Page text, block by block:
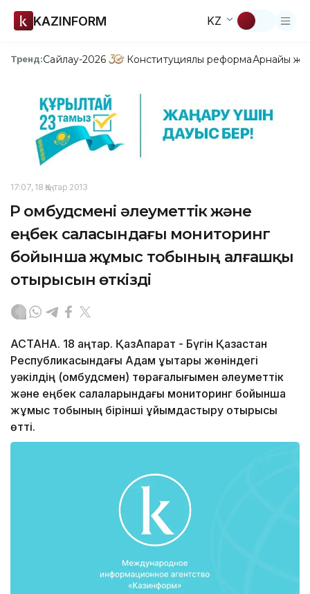
KAZINFORM KZ
Тренд:Сайлау-2026 Конституциялық реформаАрнайы
17:07, 18 Қаңтар 2013
ҚР омбудсмені әлеуметтік және
еңбек саласындағы мониторинг
бойынша жұмыс тобының алғашқы
отырысын өткізді
АСТАНА. 18 қаңтар. ҚазАқпарат - Бүгін Қазақстан
Республикасындағы Адам құқықтары жөніндегі
уәкілдің (омбудсмен) төрағалығымен әлеуметтік
және еңбек салаларындағы мониторинг бойынша
жұмыс тобының бірінші ұйымдастыру отырысы
өтті.